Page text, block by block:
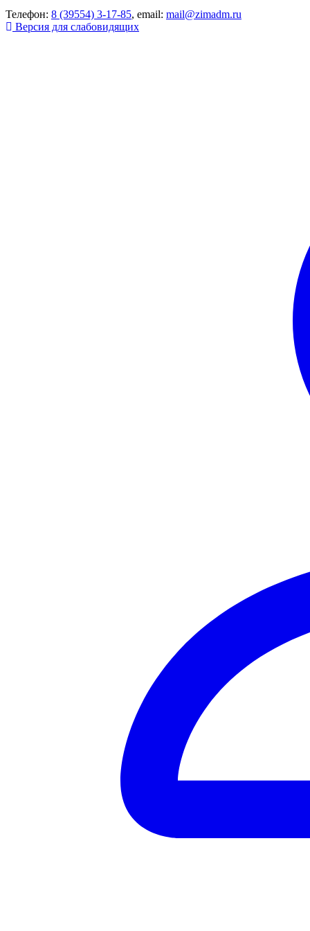
Телефон: 8 (39554) 3-17-85, email: mail@zimadm.ru
Версия для слабовидящих